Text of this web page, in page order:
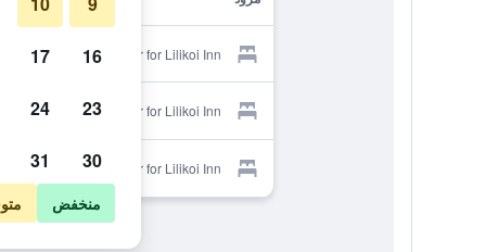
Provider for Lilikoi Inn
Provider for Lilikoi Inn
Provider for Lilikoi Inn
16
17
23
24
30
31
منخفض